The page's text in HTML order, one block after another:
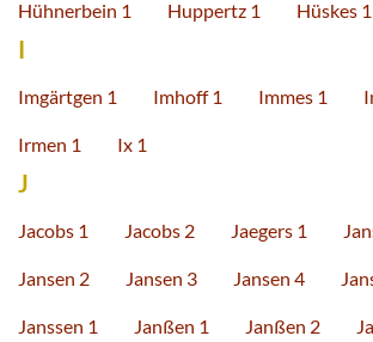
Hühnerbein 1 Huppertz 1 Hüskes 1
I
Imgärtgen 1 Imhoff 1 Immes 1
Irmen 1 Ix 1
J
Jacobs 1 Jacobs 2 Jaegers 1
Jansen 2 Jansen 3 Jansen 4
Janssen 1 Janßen 1 Janßen 2